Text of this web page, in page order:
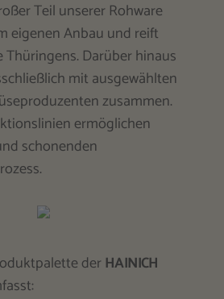
Teil unserer Rohware
eigenen Anbau und reift
Thüringens. Darüber hinaus
mit ausgewählten
zusammen.
ermöglichen
schonenden
der HAINICH